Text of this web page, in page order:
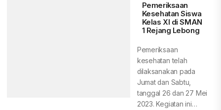
Pemeriksaan
Kesehatan Siswa
Kelas XI di SMAN
1 Rejang Lebong
Pemeriksaan
kesehatan telah
dilaksanakan pada
Jumat dan Sabtu,
tanggal 26 dan 27 Mei
2023. Kegiatan ini